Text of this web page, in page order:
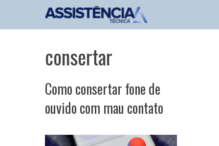
consertar
Como consertar fone de
ouvido com mau contato